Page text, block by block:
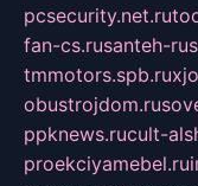
pcsecurity.net.ru
fan-cs.rusanteh-
tmmotors.spb.ru
obustrojdom.ru
ppknews.rucult-
proekciyamebel.ru